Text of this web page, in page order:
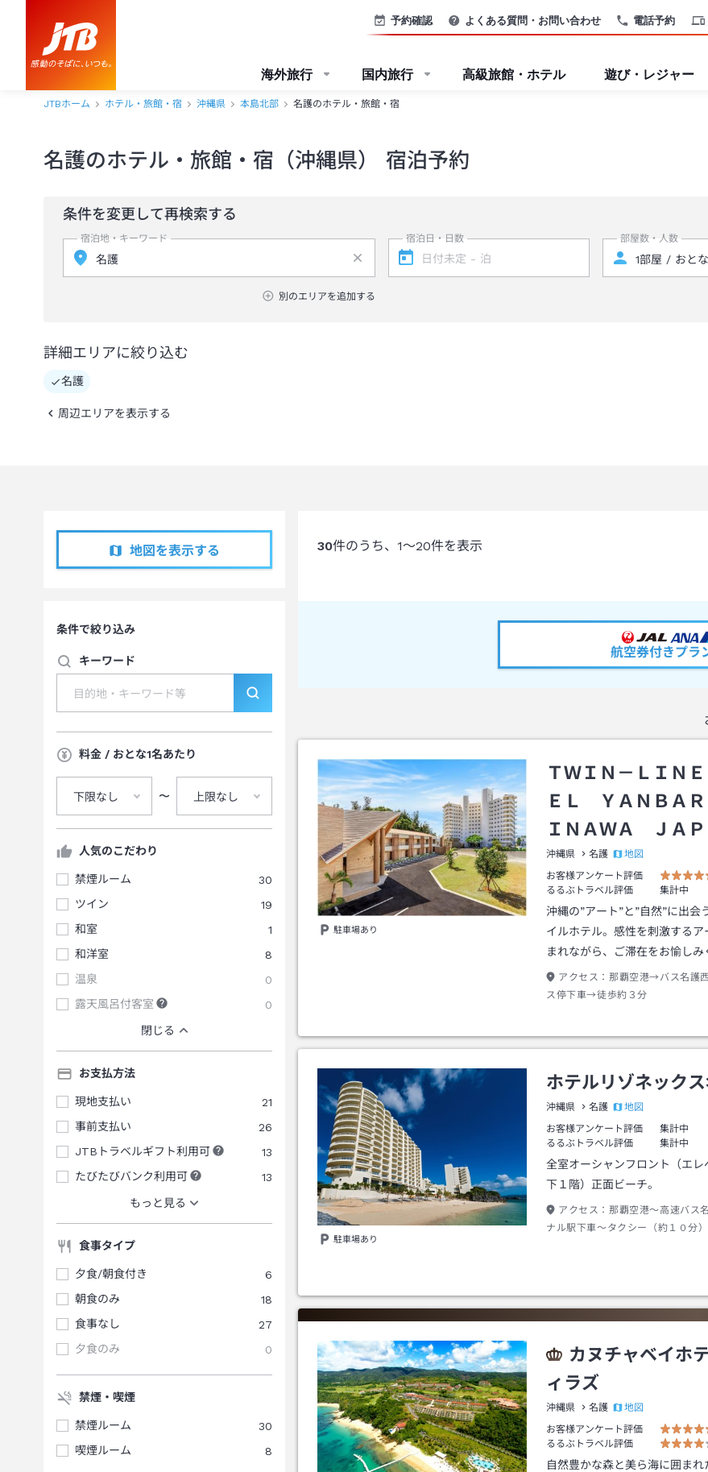
電話予約
予約確認 よくある質問・お問い合わせ
海外旅行 国内旅行 高級旅館・ホテル 遊び・レジャー
JTBホーム ホテル・旅館・宿 沖縄県 本島北部 名護のホテル・旅館・宿
名護のホテル・旅館・宿（沖縄県） 宿泊予約
条件を変更して再検索する
宿泊地・キーワード
別のエリアを追加する
宿泊日・日数 部屋数・人数
詳細エリアに絞り込む
名護
周辺エリアを表示する
地図を表示する
条件で絞り込み
キーワード
料金 / おとな1名あたり
下限なし 〜 上限なし
人気のこだわり
禁煙ルーム
30
ツイン
19
和室
1
和洋室
8
温泉
0
露天風呂付客室
0
閉じる
お支払方法
現地支払い
21
事前支払い
26
JTBトラベルギフト利用可
13
たびたびバンク利用可
13
もっと見る
食事タイプ
夕食/朝食付き
6
朝食のみ
18
食事なし
27
夕食のみ
0
禁煙・喫煙
禁煙ルーム
30
喫煙ルーム
8
30件のうち、 1～20件を表示
航空券付きプラ
駐車場あり
ＴＷＩＮ－ＬＩＮ
ＥＬ ＹＡＮＢＡ
ＩＮＡＷＡ ＪＡＰ
沖縄県 名護
地図
お客様アンケート評価
るるぶトラベル評価
集計中
沖縄の”アート”と”自然”に出会
イルホテル。感性を刺激するア
まれながら、ご滞在をお愉しみ
アクセス： 那覇空港→バス名護
ス停下車→徒歩約３分
駐車場あり
ホテルリゾネック
沖縄県 名護
地図
お客様アンケート評価
集計中
るるぶトラベル評価
集計中
全室オーシャンフロント（エレ
下１階）正面ビーチ。
アクセス： 那覇空港～高速バス
ナル駅下車～タクシー（約１０分）
カヌチャベイホ
ィラズ
沖縄県 名護
地図
お客様アンケート評価
るるぶトラベル評価
自然豊かな森と美ら海に囲ま